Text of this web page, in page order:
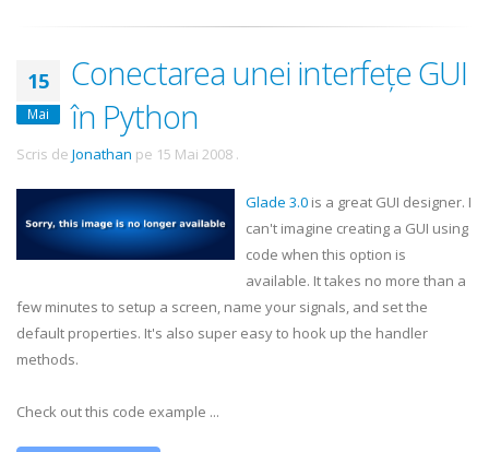
15
Mai
Conectarea unei interfețe GUI
în Python
Scris de Jonathan pe 15 Mai 2008 .
Glade 3.0 is a great GUI designer. I
can't imagine creating a GUI using
code when this option is
available. It takes no more than a
few minutes to setup a screen, name your signals, and set the
default properties. It's also super easy to hook up the handler
methods.
Check out this code example ...